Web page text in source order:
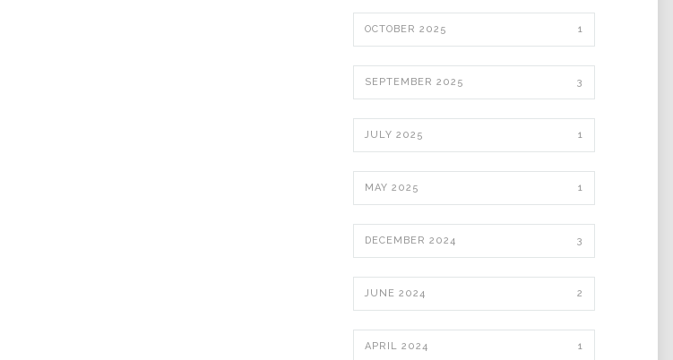
OCTOBER 2025 1
SEPTEMBER 2025 3
JULY 2025 1
MAY 2025 1
DECEMBER 2024 3
JUNE 2024 2
APRIL 2024 1